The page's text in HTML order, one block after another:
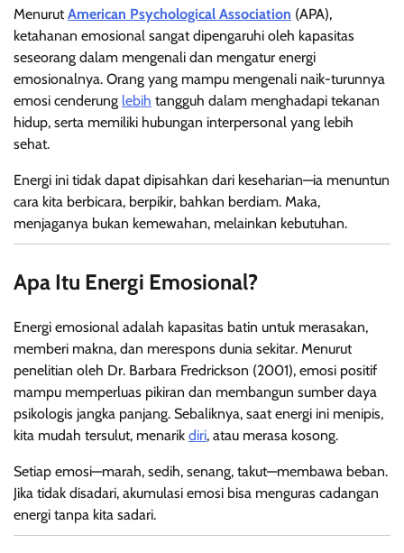
MenurutAmerican Psychological Association (APA),
ketahanan emosional sangat dipengaruhi oleh kapasitas
seseorang dalam mengenali dan mengatur energi
emosionalnya. Orang yang mampu mengenali naik-turunnya
emosi cenderung lebih tangguh dalam menghadapi tekanan
hidup, serta memiliki hubungan interpersonal yang lebih
sehat.
Energi ini tidak dapat dipisahkan dari keseharian—ia menuntun
cara kita berbicara, berpikir, bahkan berdiam. Maka,
menjaganya bukan kemewahan, melainkan kebutuhan.
Apa Itu Energi Emosional?
Energi emosional adalah kapasitas batin untuk merasakan,
memberi makna, dan merespons dunia sekitar. Menurut
penelitian oleh Dr. Barbara Fredrickson (2001), emosi positif
mampu memperluas pikiran dan membangun sumber daya
psikologis jangka panjang. Sebaliknya, saat energi ini menipis,
kita mudah tersulut, menarik diri, atau merasa kosong.
Setiap emosi—marah, sedih, senang, takut—membawa beban.
Jika tidak disadari, akumulasi emosi bisa menguras cadangan
energi tanpa kita sadari.